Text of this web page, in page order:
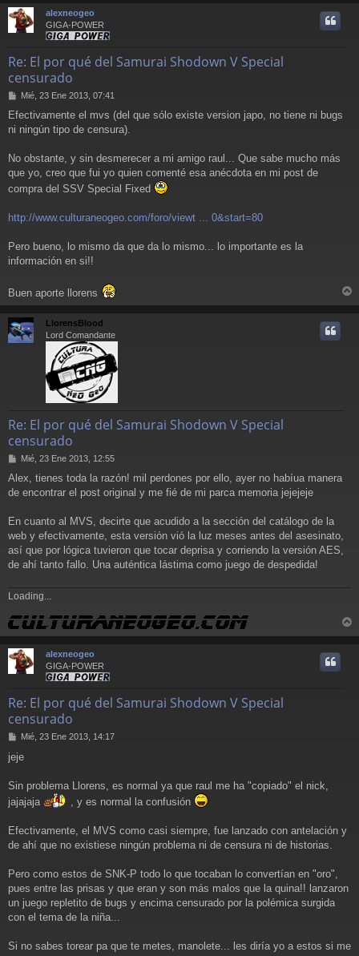
alexneogeo
GIGA-POWER
Re: El por qué del Samurai Shodown V Special
censurado
M
n
s
j
Mié, 23 Ene 2013, 07:41
Efectivamente el mvs (del que sólo existe version japo, no tiene ni bugs
ni ningún tipo de censura).
No obstante, y sin desmerecer a mi amigo raul... Que sabe mucho más
que yo, creo que fui yo quien comenté esa anécdota en mi post de
compra del SSV Special Fixed
http://www.culturaneogeo.com/foro/viewt ... 0&start=80
Pero bueno, lo mismo da que da lo mismo... lo importante es la
información en si!!
Buen aporte llorens
r
LlorensBlood
Lord Comandante
Re: El por qué del Samurai Shodown V Special
censurado
M
n
s
j
e
Mié, 23 Ene 2013, 12:55
Alex, tienes toda la razón! mil perdones por ello, ayer no habíua manera
de encontrar el post original y me fié de mi parca memoria jejejeje
En cuanto al MVS, decirte que acudido a la sección del catálogo de la
web y efectivamente, esta versión vió la luz meses antes del asesinato,
así que por lógica tuvieron que tocar deprisa y corriendo la versión AES,
de ahí tanto fallo. Una auténtica lástima como juego de despedida!
Loading...
r
alexneogeo
GIGA-POWER
Re: El por qué del Samurai Shodown V Special
censurado
M
n
a
j
e
Mié, 23 Ene 2013, 14:17
jeje
Sin problema Llorens, es normal ya que raul me ha "copiado" el nick,
jajajaja
, y es normal la confusión
Efectivamente, el MVS como casi siempre, fue lanzado con antelación y
de ahí que no existiese ningún problema ni de censura ni de historias.
Pero como estos de SNK-P todo lo que tocaban lo convertían en "oro",
pues entre las prisas y que eran y son más malos que la quina!! lanzaron
un juego repletito de bugs y encima censurado por la polémica surgida
con el tema de la niña...
Si no sabes torear pa que te metes, manolete... les diría yo a estos si me